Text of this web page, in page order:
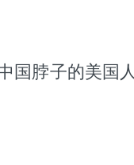
国脖子的美国